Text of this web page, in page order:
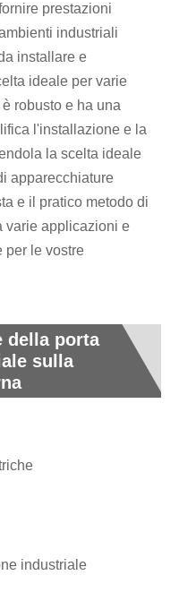
prestazioni
industriali
installare e
ideale per varie
robusto e ha una
l'installazione e la
la scelta ideale
apparecchiature
e il pratico metodo di
varie applicazioni e
per le vostre
della porta
sulla
industriale